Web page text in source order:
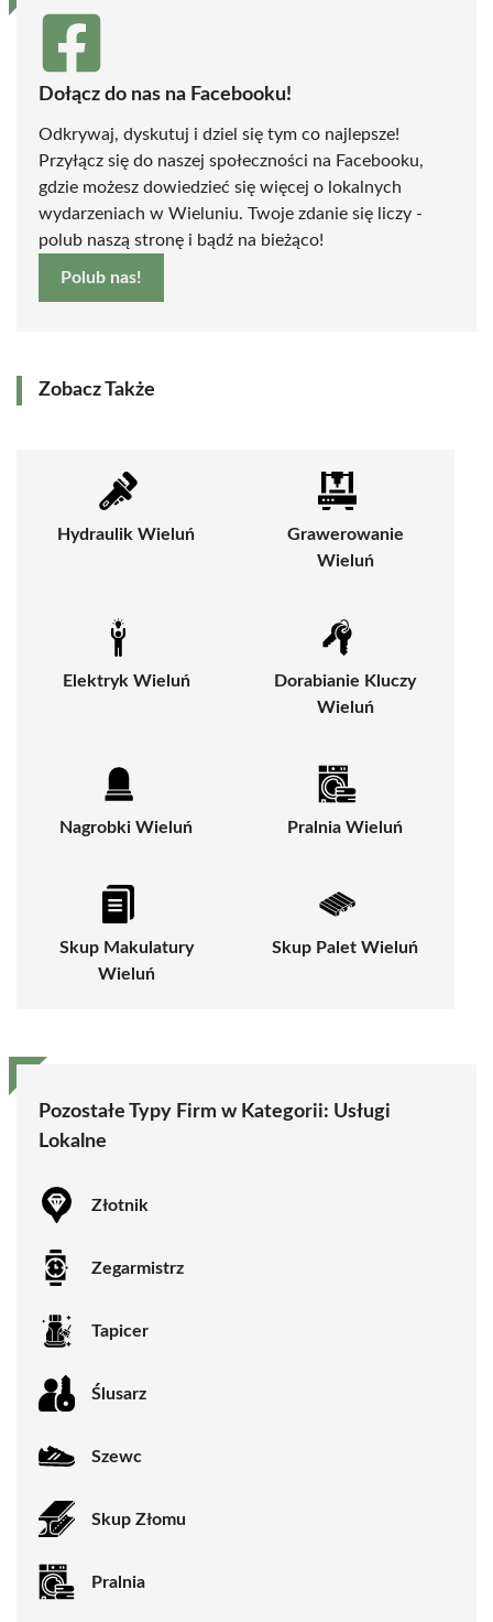
Dołącz do nas na Facebooku!
Odkrywaj, dyskutuj i dziel się tym co najlepsze!
Przyłącz się do naszej społeczności na Facebooku,
gdzie możesz dowiedzieć się więcej o lokalnych
wydarzeniach w Wieluniu. Twoje zdanie się liczy -
polub naszą stronę i bądź na bieżąco!
Polub nas!
Zobacz Także
Hydraulik Wieluń
Grawerowanie
Wieluń
Elektryk Wieluń
Dorabianie Kluczy
Wieluń
Nagrobki Wieluń Pralnia Wieluń
Skup Makulatury
Wieluń
Skup Palet Wieluń
Pozostałe Typy Firm w Kategorii: Usługi
Lokalne
Złotnik
Zegarmistrz
Tapicer
Ślusarz
Szewc
Skup Złomu
Pralnia